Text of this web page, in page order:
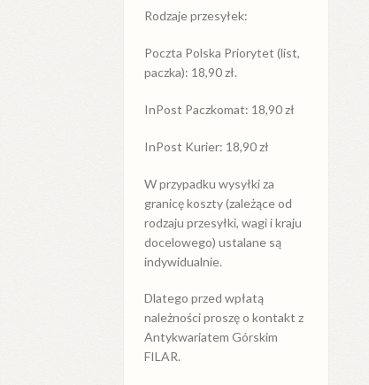
Rodzaje przesyłek:
Poczta Polska Priorytet (list,
paczka): 18,90 zł.
InPost Paczkomat: 18,90 zł
InPost Kurier: 18,90 zł
W przypadku wysyłkiza
granicękoszty (zależące od
rodzaju przesyłki, wagi i kraju
docelowego) ustalane są
indywidualnie.
Dlatego przed wpłatą
należności proszę o kontakt z
Antykwariatem Górskim
FILAR.